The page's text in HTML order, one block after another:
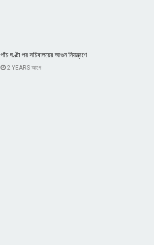
পাঁচ ঘণ্টা পর সচিবালয়ের আগুন নিয়ন্ত্রণে
2 YEARS আগে